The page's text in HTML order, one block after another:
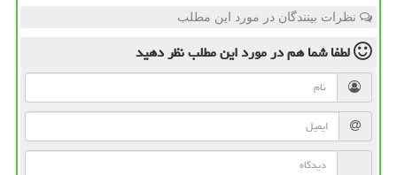
نظرات بینندگان در مورد این مطلب
لطفا شما همدر مورد این مطلبنظر دهید